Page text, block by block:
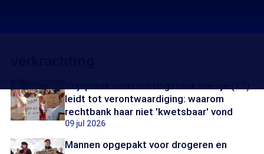
leidt tot verontwaardiging: waarom
rechtbank haar niet 'kwetsbaar' vond
09 jul 2026
Mannen opgepakt voor drogeren en